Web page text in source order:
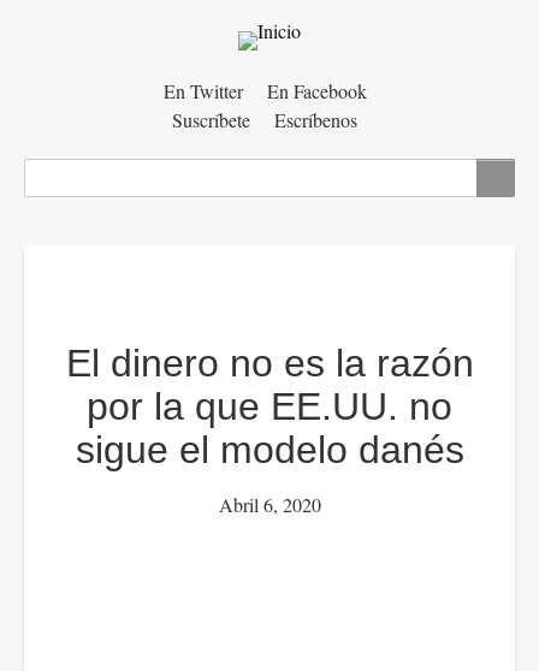
En Twitter
En Facebook
Suscríbete
Escríbenos
El dinero no es la razón
por la que EE.UU. no
sigue el modelo danés
Abril 6, 2020